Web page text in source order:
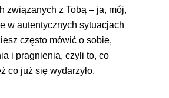
związanych z Tobą – ja, mój,
w autentycznych sytuacjach
często mówić o sobie,
i pragnienia, czyli to, co
co już się wydarzyło.